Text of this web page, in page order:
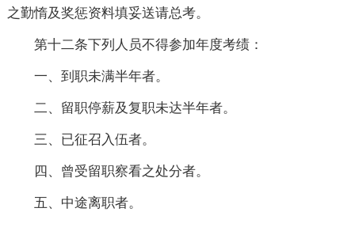
之勤惰及奖惩资料填妥送请总考。
第十二条下列人员不得参加年度考绩：
一、到职未满半年者。
二、留职停薪及复职未达半年者。
三、已征召入伍者。
四、曾受留职察看之处分者。
五、中途离职者。